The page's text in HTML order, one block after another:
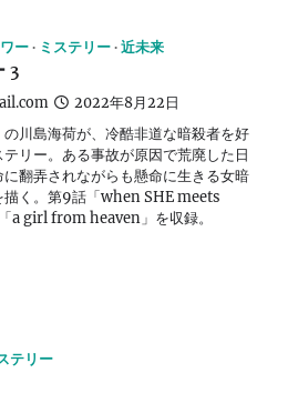
ー ミステリー 近未来
3
2022年8月22日
の川島海荷が、冷酷非道な暗殺者を好
リー。ある事故が原因で荒廃した日
翻弄されながらも懸命に生きる女暗
描く。第9話「when SHE meets
a girl from heaven」を収録。
テリー